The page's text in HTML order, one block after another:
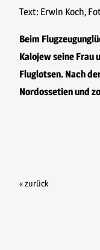
Text: Erwin Koch,
Beim
Kalojew seine Frau
Fluglotsen. Nach
Nordossetien und
« zurück